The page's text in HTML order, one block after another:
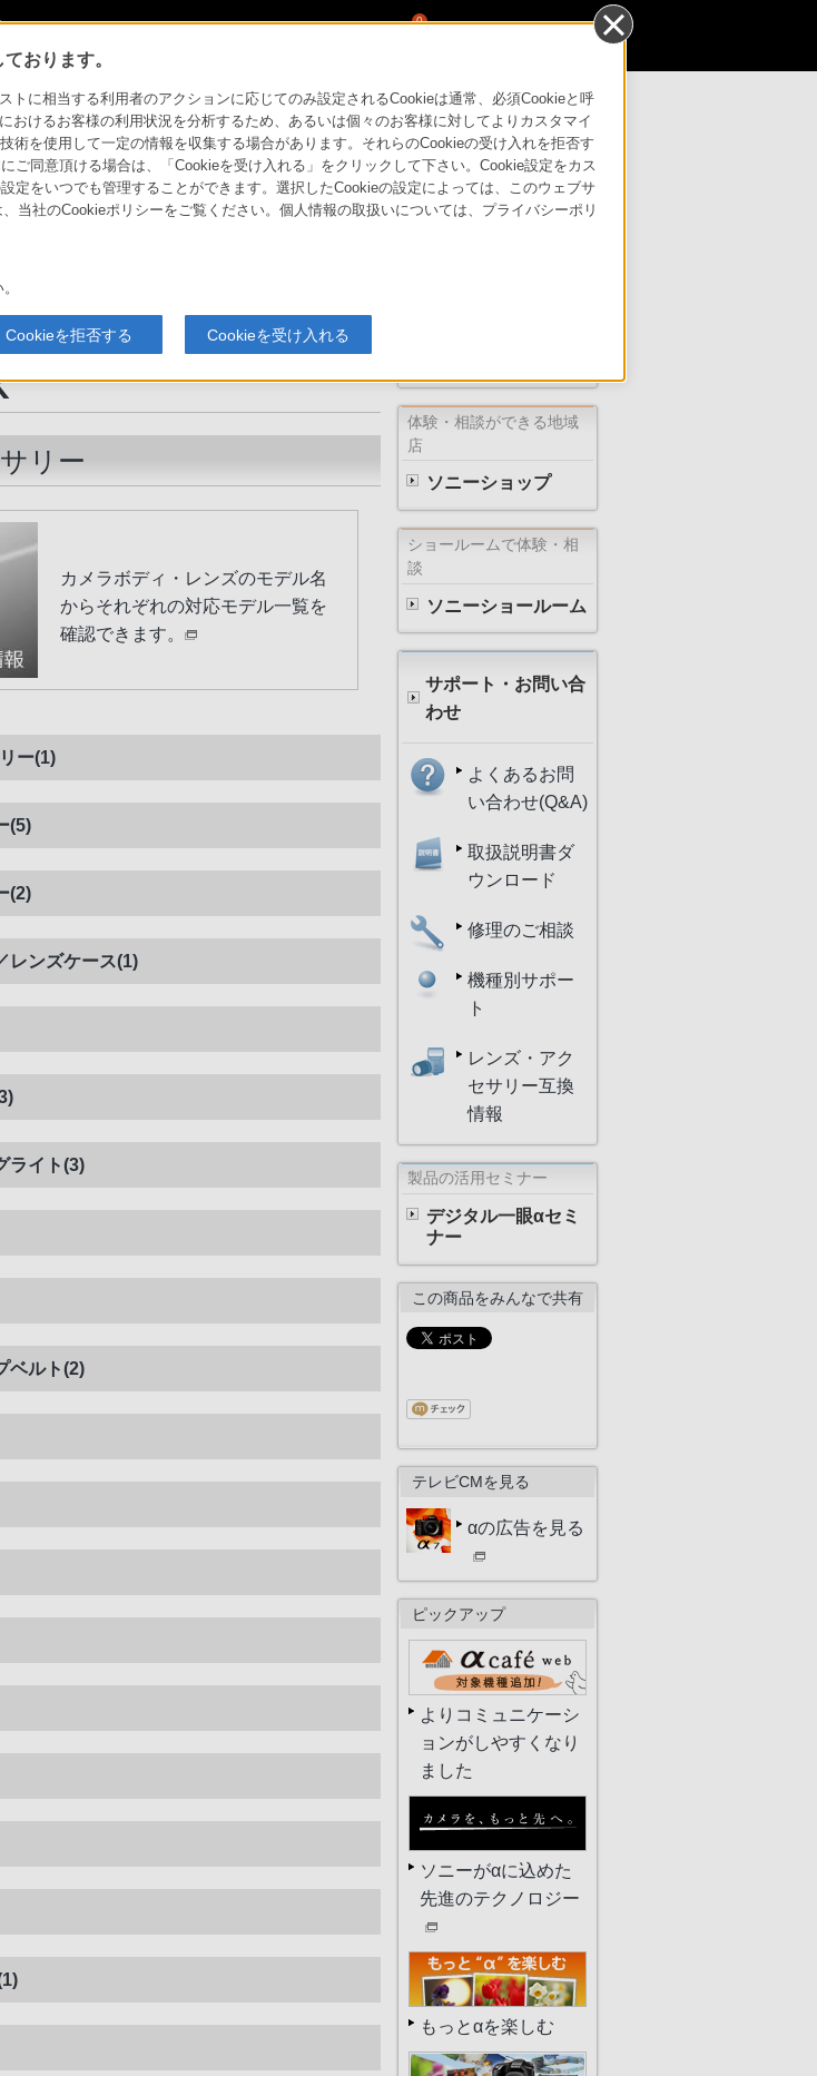
0
セサリー
リティ αユーザー投稿作品 法人のお客様はこちら サポート・お問い合わせ
リー
カメラボディ・レンズのモデル名
からそれぞれの対応モデル一覧を
確認できます。
ー(1)
(5)
(2)
レンズケース(1)
ライト(3)
ベルト(2)
体験・相談ができる地域
店
ソニーショップ
ショールームで体験・相
談
ソニーショールーム
サポート・お問い合
わせ
よくあるお問
い合わせ(Q&A)
取扱説明書ダ
ウンロード
修理のご相談
機種別サポー
ト
レンズ・アク
セサリー互換
情報
製品の活用セミナー
デジタル一眼αセミ
ナー
この商品をみんなで共有
テレビCMを見る
αの広告を見る
ピックアップ
よりコミュニケーシ
ョンがしやすくなり
ました
ソニーがαに込めた
先進のテクノロジー
もっとαを楽しむ
おります。
に相当する利用者のアクションに応じてのみ設定されるCookieは通常、必須Cookieと呼
けるお客様の利用状況を分析するため、あるいは個々のお客様に対してよりカスタマイ
術を使用して一定の情報を収集する場合があります。それらのCookieの受け入れを拒否す
ご同意頂ける場合は、「Cookieを受け入れる」をクリックして下さい。Cookie設定をカス
定をいつでも管理することができます。選択したCookieの設定によっては、このウェブサ
当社のCookieポリシーをご覧ください。個人情報の取扱いについては、プライバシーポリ
Cookieを拒否する Cookieを受け入れる